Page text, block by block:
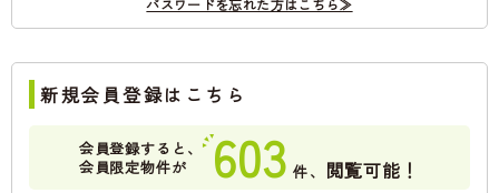
パスワードを忘れた方はこちら≫
新規会員登録はこちら
会員登録すると、
会員限定物件が
603 件、 閲覧可能！